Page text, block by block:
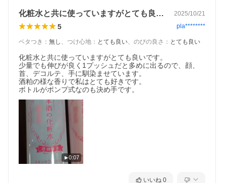
化粧水と共に使っていますがとても良いで… 2025/10/21
5 pla********
ベタつき ： 無し 、 つけ心地 ： とても良い、 のびの良さ ： とても良い
化粧水と共に使っていますがとても良いです。
少量でも伸びが良く1プッシュだと多めに出るので、顔、
首、デコルテ、手に馴染ませています。
酒粕の様な香りで私はとても好きです。
ボトルがポンプ式なのも決め手です。
0:07
いいね 0